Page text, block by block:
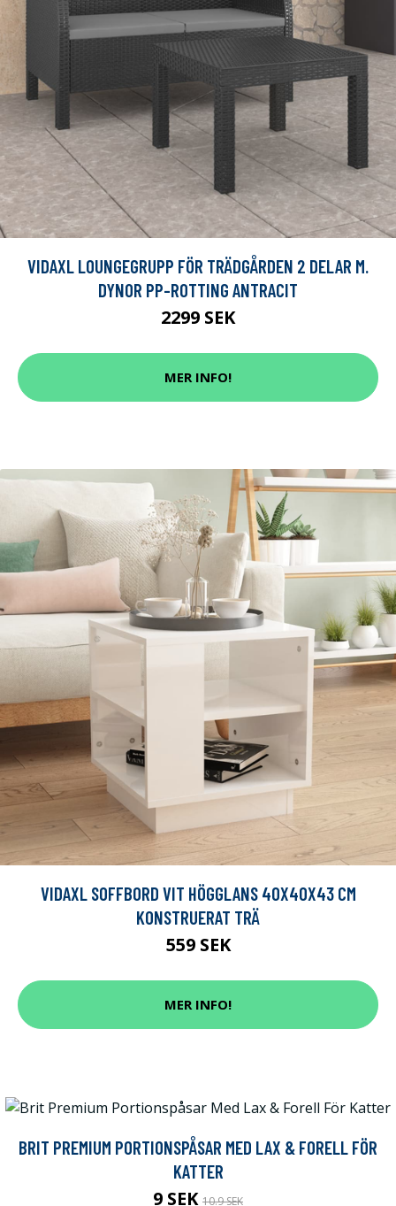
VIDAXL LOUNGEGRUPP FÖR TRÄDGÅRDEN 2 DELAR M.
DYNOR PP-ROTTING ANTRACIT
2299 SEK
MER INFO!
VIDAXL SOFFBORD VIT HÖGGLANS 40X40X43 CM
KONSTRUERAT TRÄ
559 SEK
MER INFO!
BRIT PREMIUM PORTIONSPÅSAR MED LAX & FORELL FÖR
KATTER
9 SEK 10.9 SEK